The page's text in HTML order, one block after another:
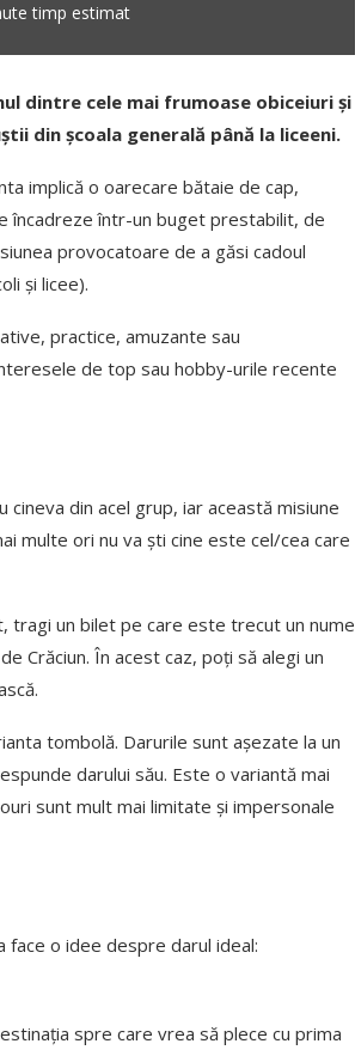
timp estimat
dintre cele mai frumoase obiceiuri și
din școala generală până la liceeni.
implică o oarecare bătaie de cap,
încadreze într-un buget prestabilit, de
provocatoare de a găsi cadoul
și licee).
practice, amuzante sau
de top sau hobby-urile recente
din acel grup, iar această misiune
multe ori nu va ști cine este cel/cea care
tragi un bilet pe care este trecut un nume
Crăciun. În acest caz, poți să alegi un
tombolă. Darurile sunt așezate la un
darului său. Este o variantă mai
sunt mult mai limitate și impersonale
face o idee despre darul ideal:
spre care vrea să plece cu prima